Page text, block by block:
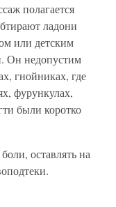
полагается
ладони
или детским
Он недопустим
гнойниках, где
фурункулах,
были коротко
оставлять на